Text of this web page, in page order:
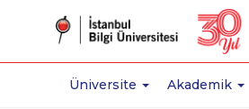
Üniversite Akademik